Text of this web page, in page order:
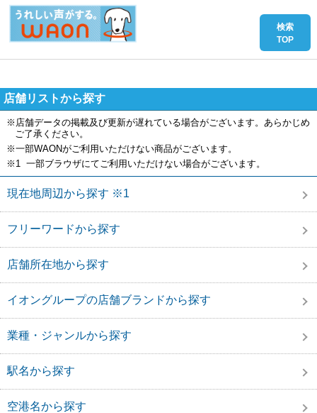
店舗リストから探す
※店舗データの掲載及び更新が遅れている場合がございます。あらかじめ
ご了承ください。
※一部WAONがご利用いただけない商品がございます。
※1 一部ブラウザにてご利用いただけない場合がございます。
現在地周辺から探す ※1
フリーワードから探す
店舗所在地から探す
イオングループの店舗ブランドから探す
業種・ジャンルから探す
駅名から探す
空港名から探す